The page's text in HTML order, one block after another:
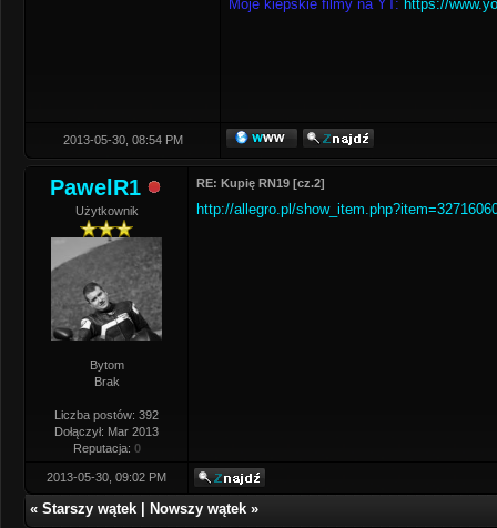
Moje kiepskie filmy na YT: https://
2013-05-30, 08:54 PM
PawelR1
Użytkownik
Bytom
Brak
Liczba postów: 392
Dołączył: Mar 2013
Reputacja: 0
RE: Kupię RN19 [cz.2]
http://allegro.pl/
2013-05-30, 09:02 PM
« Starszy wątek Nowszy wątek »